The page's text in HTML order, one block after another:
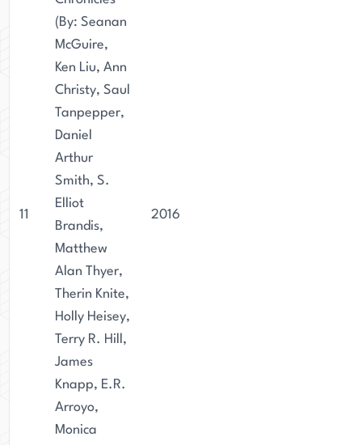
11
(By: Seanan
McGuire,
Ken Liu, Ann
Christy, Saul
Tanpepper,
Daniel
Arthur
Smith, S.
Elliot
Brandis,
Matthew
Alan Thyer,
Therin Knite,
Holly Heisey,
Terry R. Hill,
James
Knapp, E.R.
Arroyo,
Monica
2016